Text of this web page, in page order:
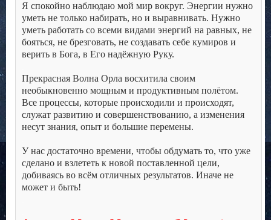
Я спокойно наблюдаю мой мир вокруг. Энергии нужно
уметь не только набирать, но и выравнивать. Нужно
уметь работать со всеми видами энергий на равных, не
бояться, не брезговать, не создавать себе кумиров и
верить в Бога, в Его надёжную Руку.
Прекрасная Волна Орла восхитила своим
необыкновенно мощным и продуктивным полётом.
Все процессы, которые происходили и происходят,
служат развитию и совершенствованию, а изменения
несут знания, опыт и большие перемены.
У нас достаточно времени, чтобы обдумать то, что уже
сделано и взлететь к новой поставленной цели,
добиваясь во всём отличных результатов. Иначе не
может и быть!